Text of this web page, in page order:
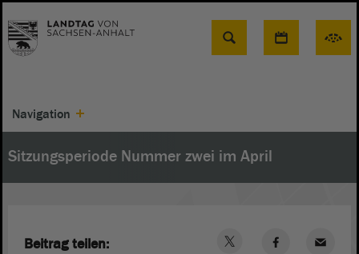
Suche
Navigation
Sitzungsperiode Nummer zwei im April
Beitrag teilen: